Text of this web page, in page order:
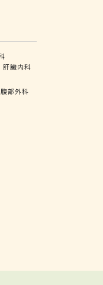
肝臓内科
腹部外科